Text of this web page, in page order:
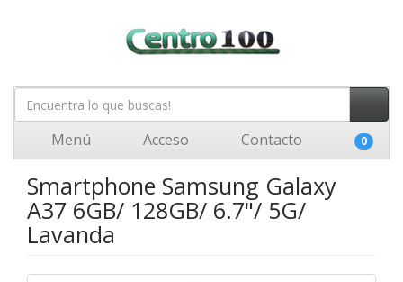
Menú Acceso Contacto 0
Smartphone Samsung Galaxy
A37 6GB/ 128GB/ 6.7"/ 5G/
Lavanda